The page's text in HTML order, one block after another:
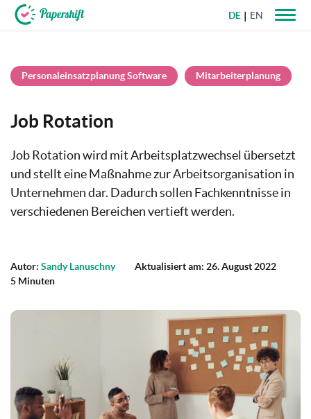
DE EN
Personaleinsatzplanung Software Mitarbeiterplanung
Job Rotation
Job Rotation wird mit Arbeitsplatzwechsel übersetzt
und stellt eine Maßnahme zur Arbeitsorganisation in
Unternehmen dar. Dadurch sollen Fachkenntnisse in
verschiedenen Bereichen vertieft werden.
Autor: Sandy Lanuschny
Aktualisiert am: 26. August 2022
5 Minuten